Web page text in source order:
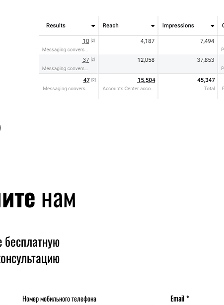
нам
бесплатную
Номер мобильного телефона Email